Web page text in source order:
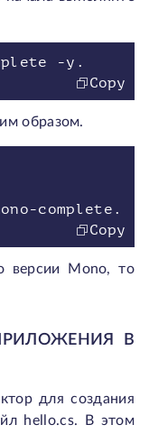
-y.
Copy
образом.
complete.
Copy
версии Mono, то
В
для создания
hello.cs. В этом